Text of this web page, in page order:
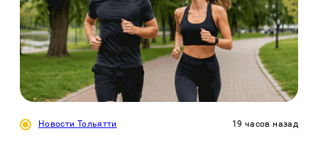
Новости Тольятти 19 часов назад